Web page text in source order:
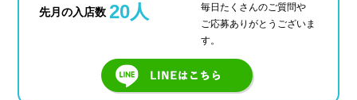
先月の入店数 20人
毎日たくさんのご質問や
ご応募ありがとうございま
す。